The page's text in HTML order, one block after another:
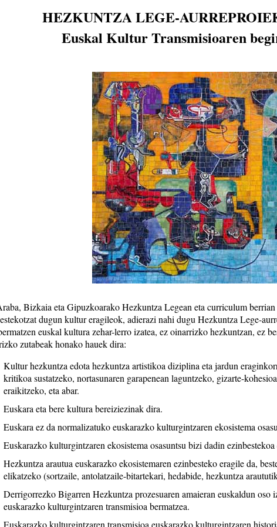
HEZKUNTZA LEGE-
Euskal Kultur Transmisioaren
Bizkaia eta Gipuzkoarako Hezkuntza Legean eta curriculum berrian
dugun kultur eragileok, adierazi nahi dugu Hezkuntza Lege-
euskal kultura zehar-lerro izatea, ez oinarrizko hezkuntzan, ez
zutabeak honako hauek dira:
Kultur hezkuntza edota hezkuntza artistikoa diziplina eta jardun
kritikoa sustatzeko, nortasunaren garapenean laguntzeko, gizarte-
eraikitzeko, eta abar.
Euskara eta bere kultura bereiziezinak dira.
Euskara ez da normalizatuko euskarazko kulturgintzaren ekosistema
Euskarazko kulturgintzaren ekosistema osasuntsu bizi dadin
Hezkuntza arautua euskarazko ekosistemaren ezinbesteko eragile da,
elikatzeko (sortzaile, antolatzaile-bitartekari, hedabide, hezkuntza
Derrigorrezko Bigarren Hezkuntza prozesuaren amaieran euskaldun
euskarazko kulturgintzaren transmisioa bermatzea.
Euskarazko kulturgintzaren transmisioa euskarazko kulturgintzaren